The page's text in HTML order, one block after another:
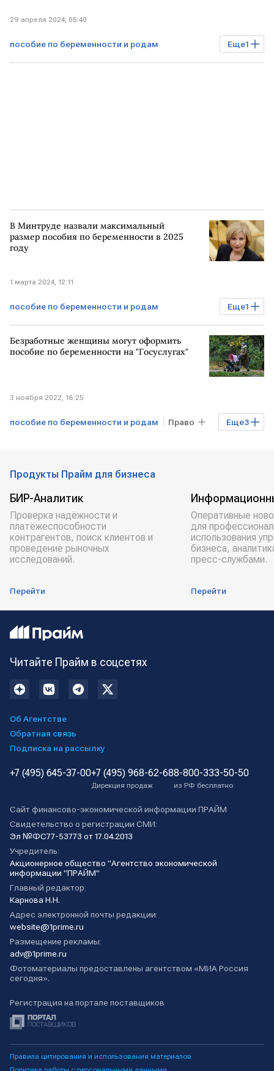
29 апреля 2024, 05:40
Еще1
пособие по беременности и родам
РОССИЯ выплаты
В Минтруде назвали максимальный
размер пособия по беременности в 2025
году
1 марта 2024, 12:11
Еще1
пособие по беременности и родам
РОССИЯ Минтруд
Безработные женщины могут оформить
пособие по беременности на "Госуслугах"
3 ноября 2022, 16:25
Еще3
пособие по беременности и родам Право
Продукты Прайм для бизнеса
БИР-Аналитик
Проверка надёжности и
платёжеспособности
контрагентов, поиск клиентов и
проведение рыночных
исследований.
Перейти
Оперативные
для
использования
бизнеса,
пресс-службами.
Перейти
Читайте Прайм в соцсетях
Об Агентстве
Обратная связь
Подписка на рассылку
+7 (495) 645-37-00+7 (495) 968-62-68
Дирекция продаж
8-800-333-50-50
из РФ бесплатно
Сайт финансово-экономической информации ПРАЙМ
Свидетельство о регистрации СМИ:
Эл №ФС77-53773 от 17.04.2013
Учредитель:
Акционерное общество "Агентство экономической
информации "ПРАЙМ"
Главный редактор:
Карнова Н.Н.
Адрес электронной почты редакции:
website@1prime.ru
Размещение рекламы:
adv@1prime.ru
Фотоматериалы предоставлены агентством «МИА Россия
сегодня».
Регистрация на портале поставщиков
Правила цитирования и использования материалов